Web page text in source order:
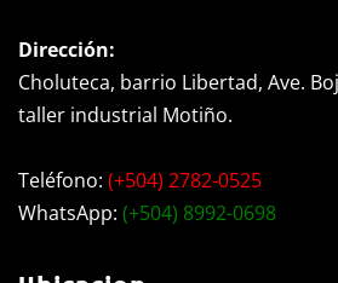
Choluteca, barrio Libertad, Ave.
taller industrial Motiño.
WhatsApp: